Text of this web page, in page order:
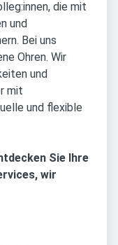
die mit
und
Bei uns
Ohren. Wir
und
mit
und flexible
Sie Ihre
wir